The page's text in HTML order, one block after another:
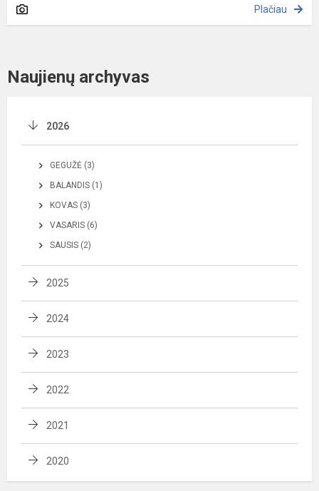
Plačiau
Naujienų archyvas
2026
GEGUŽĖ (3)
BALANDIS (1)
KOVAS (3)
VASARIS (6)
SAUSIS (2)
2025
2024
2023
2022
2021
2020